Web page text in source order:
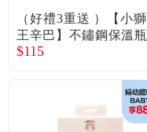
（好禮3重送 ）【小獅
王辛巴】不鏽鋼保溫瓶
防噴吸管替換組(單入)
$115